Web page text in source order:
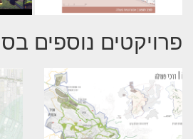
פרויקטים נוספים